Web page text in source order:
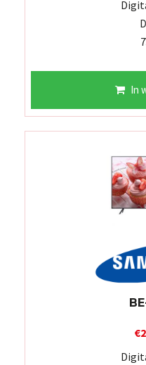
In
€